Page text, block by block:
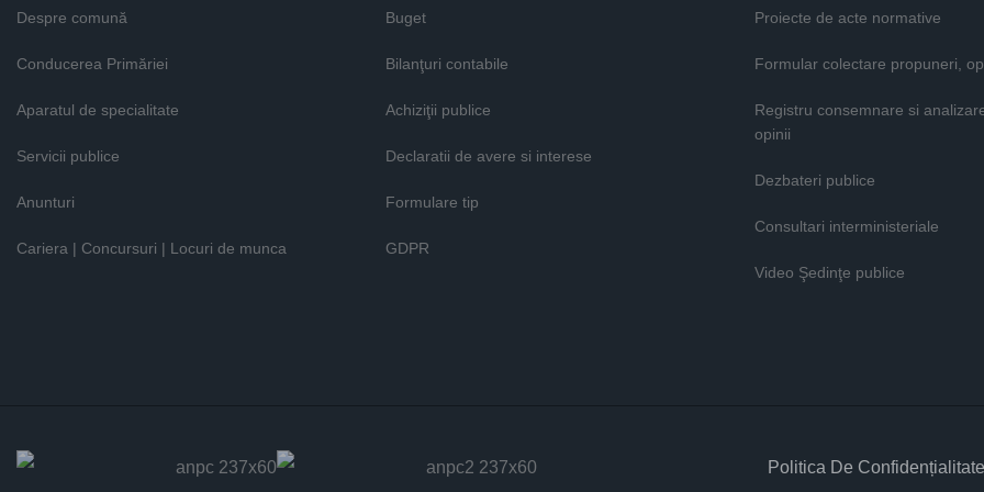
Despre comună
Conducerea Primăriei
Aparatul de specialitate
Servicii publice
Anunturi
Cariera | Concursuri | Locuri de munca
Buget
Bilanţuri contabile
Achiziţii publice
Declaratii de avere si interese
Formulare tip
GDPR
Proiecte de acte normative
Formular colectare propuneri,
Registru consemnare si
opinii
Dezbateri publice
Consultari interministeriale
Video Şedinţe publice
Politica De Confidențialitate